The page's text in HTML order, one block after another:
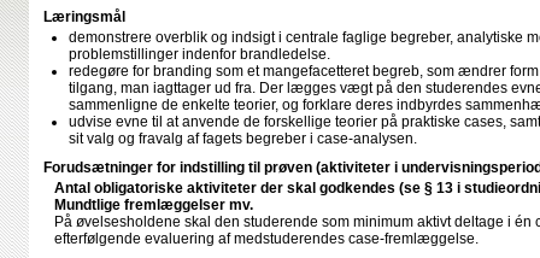
Læringsmål
demonstrere overblik og indsigt i centrale faglige begreber, analytiske
problemstillinger indenfor brandledelse.
redegøre for branding som et mangefacetteret begreb, som ændrer
tilgang, man iagttager ud fra. Der lægges vægt på den studerendes
sammenligne de enkelte teorier, og forklare deres indbyrdes
udvise evne til at anvende de forskellige teorier på praktiske cases,
sit valg og fravalg af fagets begreber i case-analysen.
Forudsætninger for indstilling til prøven (aktiviteter i
Antal obligatoriske aktiviteter der skal godkendes (se § 13 i
Mundtlige fremlæggelser mv.
På øvelsesholdene skal den studerende som minimum aktivt deltage i
efterfølgende evaluering af medstuderendes case-fremlæggelse.